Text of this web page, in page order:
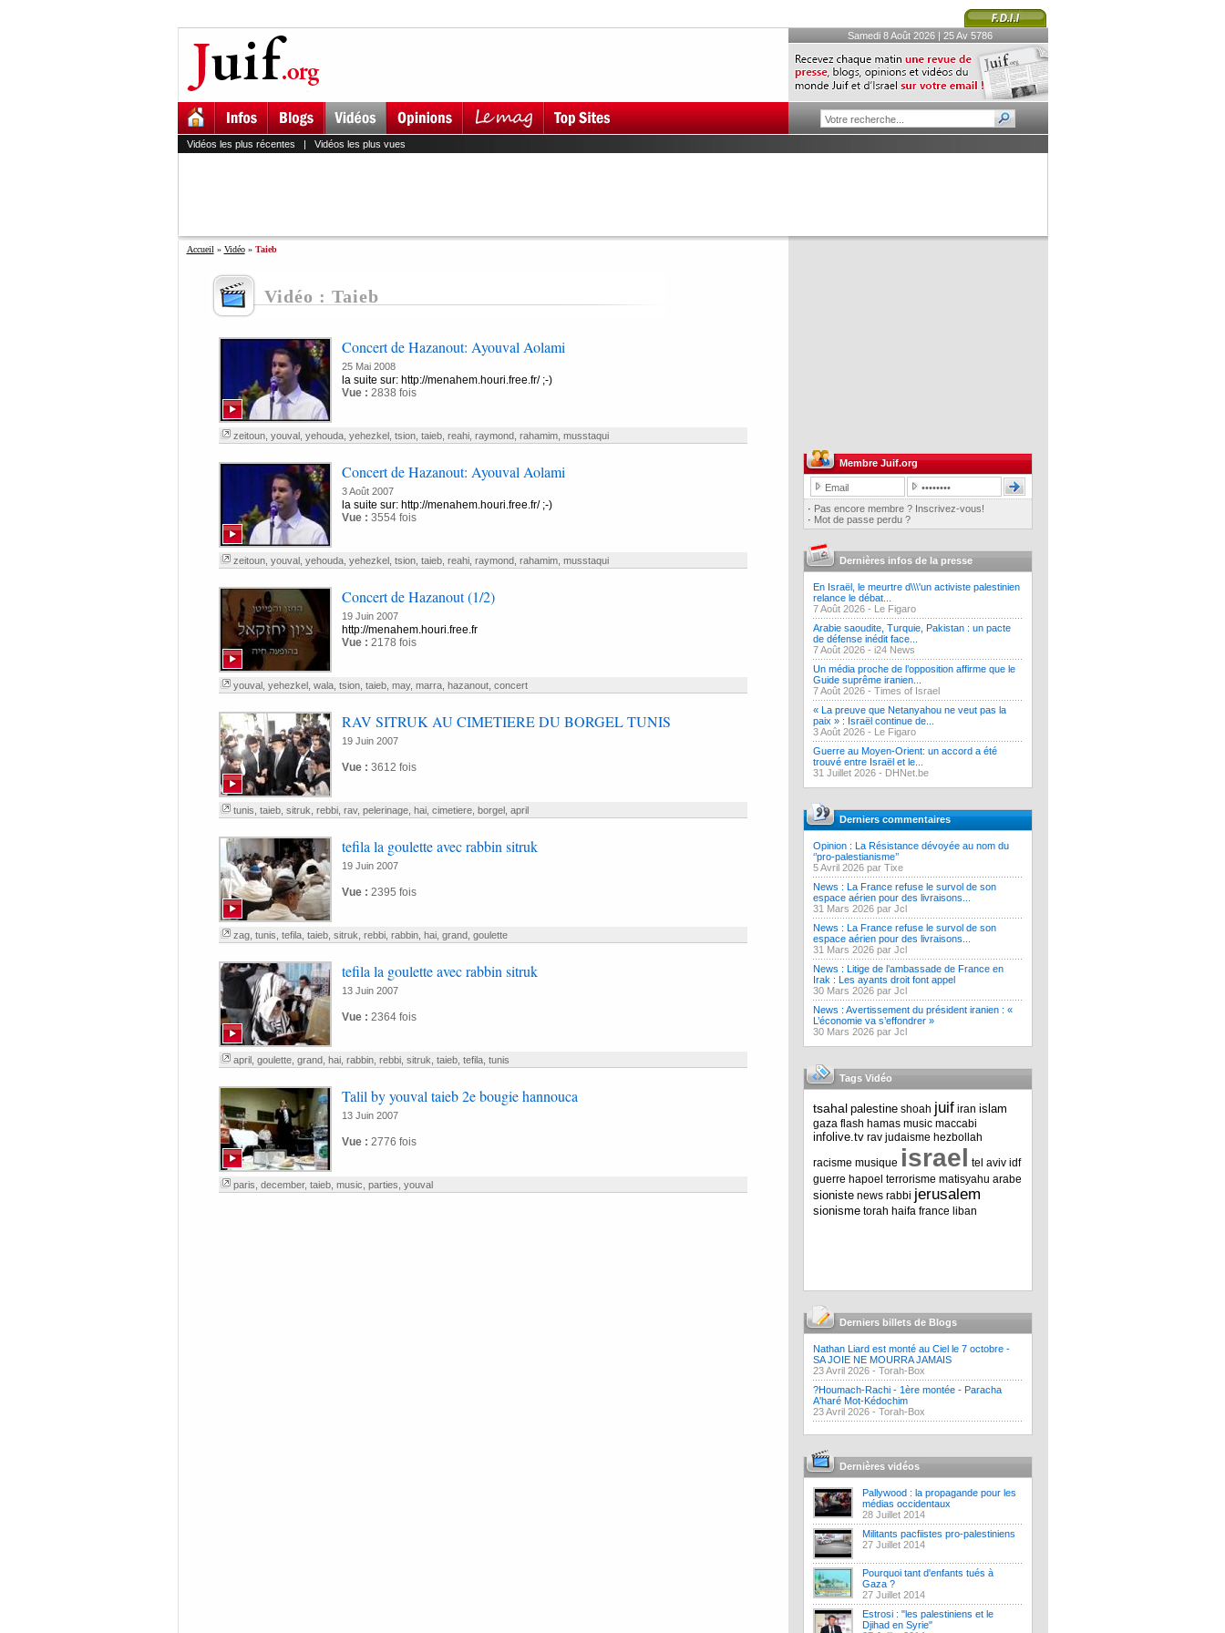
Samedi 8 Août 2026 | 25 Av 5786
Vidéos les plus récentes | Vidéos les plus vues
Accueil » Vidéo» Taieb
Vidéo : Taieb
Concert de Hazanout: Ayouval Aolami
25 Mai 2008
la suite sur: http://menahem.houri.free.fr/ ;-)
Vue : 2838 fois
zeitoun, youval, yehouda, yehezkel, tsion, taieb, reahi, raymond, rahamim, musstaqui
Concert de Hazanout: Ayouval Aolami
3 Août 2007
la suite sur: http://menahem.houri.free.fr/ ;-)
Vue : 3554 fois
zeitoun, youval, yehouda, yehezkel, tsion, taieb, reahi, raymond, rahamim, musstaqui
Concert de Hazanout (1/2)
19 Juin 2007
http://menahem.houri.free.fr
Vue : 2178 fois
youval, yehezkel, wala, tsion, taieb, may, marra, hazanout, concert
RAV SITRUK AU CIMETIERE DU BORGEL TUNIS
19 Juin 2007
Vue : 3612 fois
tunis taieb, sitruk rebbi, rav, pelerinage, hai, cimetiere, borgel, april
tefila la goulette avec rabbin sitruk
19 Juin 2007
Vue : 2395 fois
zag, tunis tefila, taieb, sitruk rebbi, rabbin, hai, grand, goulette
tefila la goulette avec rabbin sitruk
13 Juin 2007
Vue : 2364 fois
april, goulette, grand, hai, rabbin, rebbi, sitruk taieb, tefila, tunis
Talil by youval taieb 2e bougie hannouca
13 Juin 2007
Vue : 2776 fois
paris december, taieb, music parties youval
Membre Juif.org
· Pas encore membre ? Inscrivez-vous!
· Mot de passe perdu ?
Dernières infos de la presse
En Israël, le meurtre d\\\'un activiste palestinien
relance le débat...
7 Août 2026 - Le Figaro
Arabie saoudite, Turquie, Pakistan : un pacte
de défense inédit face...
7 Août 2026 - i24 News
Un média proche de l’opposition affirme que le
Guide suprême iranien...
7 Août 2026 - Times of Israel
« La preuve que Netanyahou ne veut pas la
paix » : Israël continue de...
3 Août 2026 - Le Figaro
Guerre au Moyen-Orient: un accord a été
trouvé entre Israël et le...
31 Juillet 2026 - DHNet.be
Derniers commentaires
Opinion : La Résistance dévoyée au nom du
‘’pro-palestianisme’’
5 Avril 2026 par Tixe
News : La France refuse le survol de son
espace aérien pour des livraisons...
31 Mars 2026 par Jcl
News : La France refuse le survol de son
espace aérien pour des livraisons...
31 Mars 2026 par Jcl
News : Litige de l’ambassade de France en
Irak : Les ayants droit font appel
30 Mars 2026 par Jcl
News : Avertissement du président iranien : «
L’économie va s’effondrer »
30 Mars 2026 par Jcl
Tags Vidéo
tsahal palestine shoah juif iran islam
gaza flash hamas music maccabi
infolive.tv rav judaisme hezbollah
racisme musique israel tel aviv idf
guerre hapoel terrorisme matisyahu arabe
sioniste news rabbi jerusalem
sionisme torah haifa france liban
Derniers billets de Blogs
Nathan Liard est monté au Ciel le 7 octobre -
SA JOIE NE MOURRA JAMAIS
23 Avril 2026 - Torah-Box
?Houmach-Rachi - 1ère montée - Paracha
A'haré Mot-Kédochim
23 Avril 2026 - Torah-Box
Dernières vidéos
Pallywood : la propagande pour les
médias occidentaux
28 Juillet 2014
Militants pacfiistes pro-palestiniens
27 Juillet 2014
Pourquoi tant d'enfants tués à
Gaza ?
27 Juillet 2014
Estrosi : "les palestiniens et le
Djihad en Syrie"